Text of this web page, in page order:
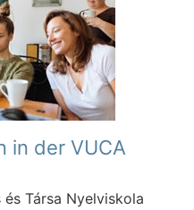
in der VUCA
Társa Nyelviskola